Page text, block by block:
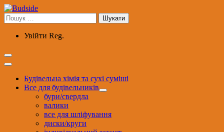
Перейти
до
вмісту
Пошук:
Увійти Reg.
Будівельна хімія та сухі суміші
Все для будівельників
бури/свердла
валики
все для шліфування
диски/круги